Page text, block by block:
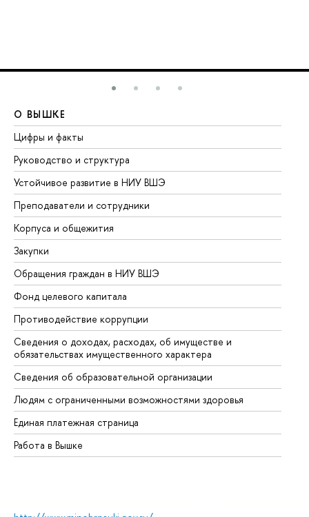
О ВЫШКЕ
Цифры и факты
Руководство и структура
Устойчивое развитие в НИУ ВШЭ
Преподаватели и сотрудники
Корпуса и общежития
Закупки
Обращения граждан в НИУ ВШЭ
Фонд целевого капитала
Противодействие коррупции
Сведения о доходах, расходах, об имуществе и
обязательствах имущественного характера
Сведения об образовательной организации
Людям с ограниченными возможностями здоровья
Единая платежная страница
Работа в Вышке